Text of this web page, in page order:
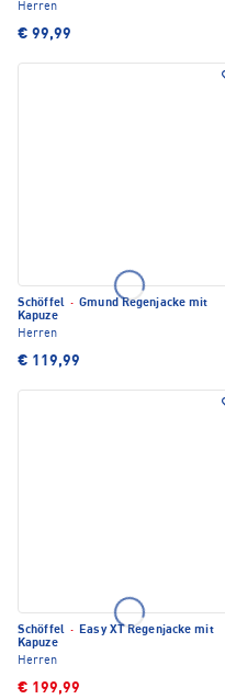
Herren
€ 99,99
Schöffel · Gmund Regenjacke mit
Kapuze
Herren
€ 119,99
Schöffel · Easy XT Regenjacke mit
Kapuze
Herren
€ 199,99